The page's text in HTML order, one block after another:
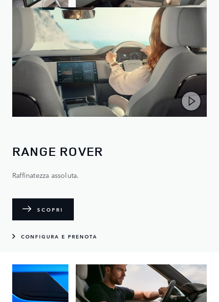
RANGE ROVER
Raffinatezza assoluta.
SCOPRI
CONFIGURA E PRENOTA